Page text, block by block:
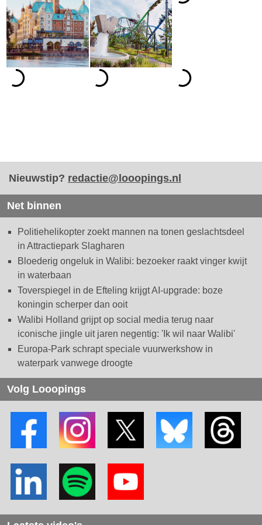
Nieuwstip? redactie@looopings.nl
Net binnen
Politiehelikopter zoekt mannen na tonen geslachtsdeel
in Attractiepark Slagharen
Bloederig ongeluk in Walibi: bezoeker raakt vinger kwijt
in waterbaan
Toverspiegel in de Efteling krijgt AI-upgrade: boze
koningin scherper dan ooit
Walibi Holland grijpt op social media terug naar
iconische jingle uit jaren negentig: 'Ik wil naar Walibi'
Europa-Park schrapt speciale vuurwerkshow in
waterpark vanwege droogte
Volg Looopings